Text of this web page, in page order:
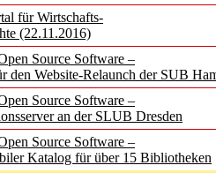
für Wirtschafts-
(22.11.2016)
Source Software –
den Website-Relaunch der SUB
Source Software –
an der SLUB Dresden
Source Software –
Katalog für über 15 Bibliotheken
bis
in der
unterwegs
Social Media